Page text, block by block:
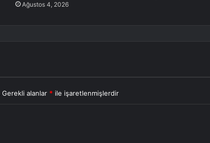
Ağustos 4, 2026
Gerekli alanlar * ile işaretlenmişlerdir